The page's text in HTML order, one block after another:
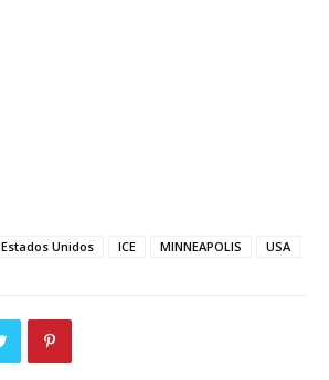
Estados Unidos ICE MINNEAPOLIS USA